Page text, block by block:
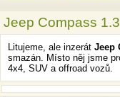
Jeep Compass
Litujeme, ale inzerát Jeep
smazán. Místo něj jsme
4x4, SUV a offroad vozů.